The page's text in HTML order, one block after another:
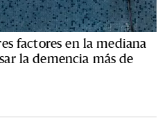
factores en la mediana
la demencia más de